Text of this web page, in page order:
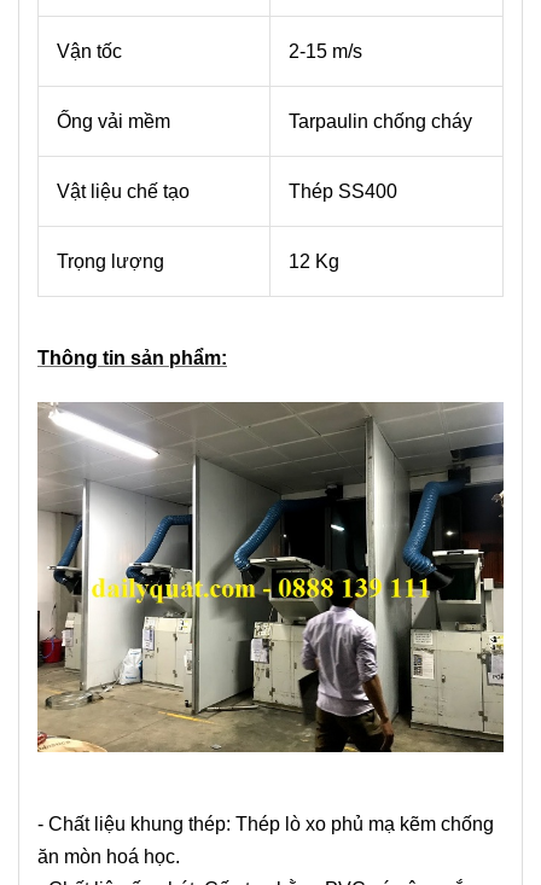
Vận tốc 2-15 m/s
Ống vải mềm Tarpaulin chống cháy
Vật liệu chế tạo Thép SS400
Trọng lượng 12 Kg
Thông tin sản phẩm:
- Chất liệu khung thép: Thép lò xo phủ mạ kẽm chống
ăn mòn hoá học.